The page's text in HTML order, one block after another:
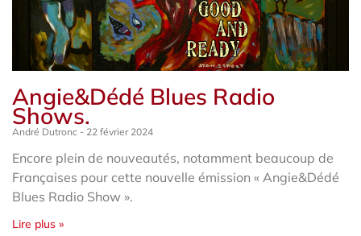
Angie&Dédé Blues Radio
Shows.
André Dutronc 22 février 2024
Encore plein de nouveautés, notamment beaucoup de
Françaises pour cette nouvelle émission « Angie&Dédé
Blues Radio Show ».
Lire plus »